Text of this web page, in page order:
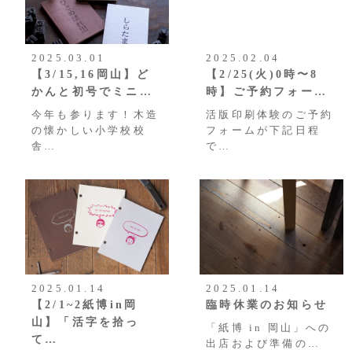
2025.03.01
【3/15,16岡山】ど
かんと初号でミニ…
今年も参ります！木造
の懐かしい小学校校
舎…
2025.02.04
【2/25(火)0時〜8
時】ご予約フォー…
活版印刷体験のご予約
フォームが下記日程
で…
2025.01.14
【2/1~2紙博in岡
山】「活字を拾っ
て…
2025.01.14
臨時休業のお知らせ
「紙博 in 岡山」への
出店および準備の…